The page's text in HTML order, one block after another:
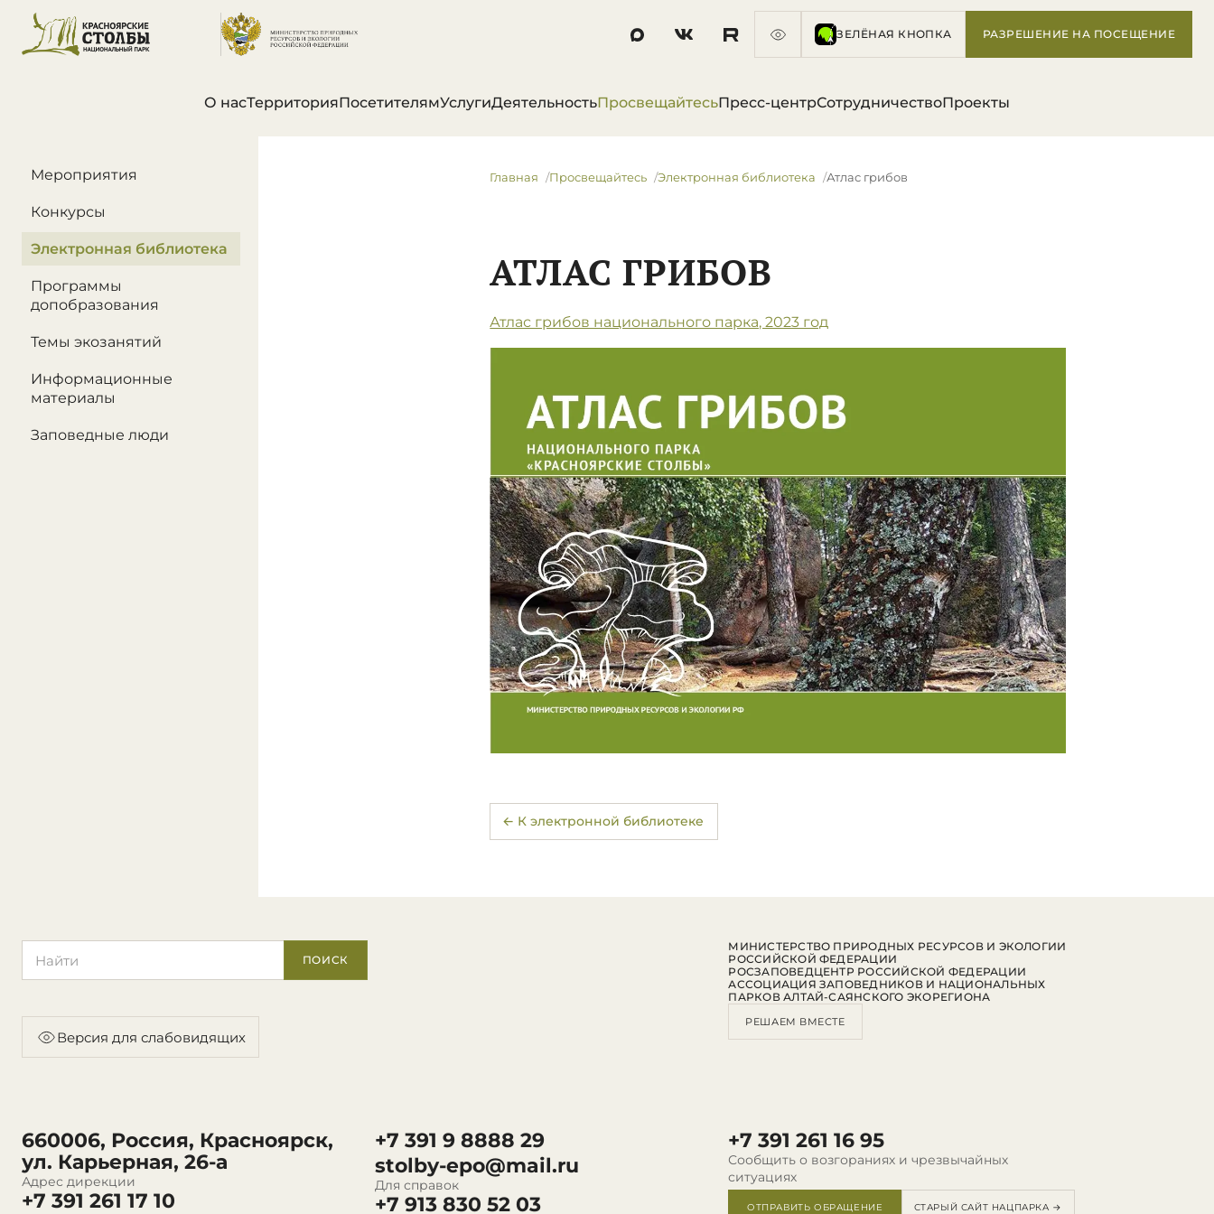
ЗЕЛЁНАЯ КНОПКА РАЗРЕШЕНИЕ НА ПОСЕЩЕНИЕ
О насТерриторияПосетителямУслугиДеятельностьПросвещайтесьПресс-центрСотрудничествоПроекты
В этом разделе
Мероприятия
Конкурсы
Электронная библиотека
Программы
допобразования
Темы экозанятий
Информационные
материалы
Заповедные люди
Главная Просвещайтесь Электронная библиотека Атлас грибов
АТЛАС ГРИБОВ
Атлас грибов национального парка, 2023 год
← К электронной библиотеке
ПОИСК
Версия для слабовидящих
660006, Россия, Красноярск,
ул. Карьерная, 26-а
Адрес дирекции
+7 391 261 17 10
+7 391 9 8888 29
stolby-epo@mail.ru
Для справок
+7 913 830 52 03
+7 391 261 16 95
Сообщить о возгораниях и чрезвычайных
ситуациях
ОТПРАВИТЬ ОБРАЩЕНИЕ СТАРЫЙ САЙТ НАЦПАРКА →
МИНИСТЕРСТВО ПРИРОДНЫХ РЕСУРСОВ И ЭКОЛОГИИ
РОССИЙСКОЙ ФЕДЕРАЦИИ
РОСЗАПОВЕДЦЕНТР РОССИЙСКОЙ ФЕДЕРАЦИИ
АССОЦИАЦИЯ ЗАПОВЕДНИКОВ И НАЦИОНАЛЬНЫХ
ПАРКОВ АЛТАЙ-САЯНСКОГО ЭКОРЕГИОНА
РЕШАЕМ ВМЕСТЕ